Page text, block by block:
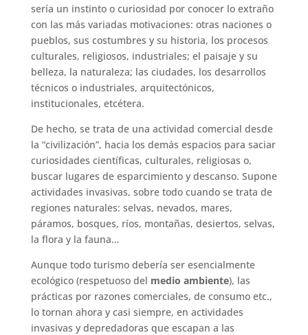
sería un instinto o curiosidad por conocer lo extraño
con las más variadas motivaciones: otras naciones o
pueblos, sus costumbres y su historia, los procesos
culturales, religiosos, industriales; el paisaje y su
belleza, la naturaleza; las ciudades, los desarrollos
técnicos o industriales, arquitectónicos,
institucionales, etcétera.
De hecho, se trata de una actividad comercial desde
la “civilización”, hacia los demás espacios para saciar
curiosidades científicas, culturales, religiosas o,
buscar lugares de esparcimiento y descanso. Supone
actividades invasivas, sobre todo cuando se trata de
regiones naturales: selvas, nevados, mares,
páramos, bosques, ríos, montañas, desiertos, selvas,
la flora y la fauna…
Aunque todo turismo debería ser esencialmente
ecológico (respetuoso del medio ambiente), las
prácticas por razones comerciales, de consumo etc.,
lo tornan ahora y casi siempre, en actividades
invasivas y depredadoras que escapan a las